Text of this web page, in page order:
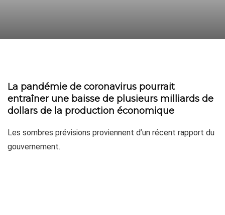
La pandémie de coronavirus pourrait
entraîner une baisse de plusieurs milliards de
dollars de la production économique
Les sombres prévisions proviennent d’un récent rapport du
gouvernement.